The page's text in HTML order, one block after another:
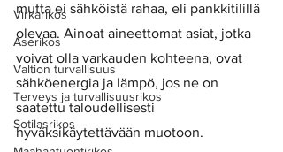
Virkarikos
Aserikos
Valtion turvallisuus
Terveys ja turvallisuusrikos
Sotilasrikos
mutta ei sähköistä rahaa, eli pankkitilillä
olevaa. Ainoat aineettomat asiat, jotka
voivat olla varkauden kohteena, ovat
sähköenergia ja lämpö, jos ne on
saatettu taloudellisesti
hyväksikäytettävään muotoon.